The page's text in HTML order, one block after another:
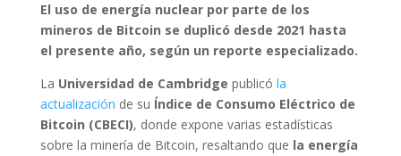
El uso de energía nuclear por parte de los
mineros de Bitcoin se duplicó desde 2021 hasta
el presente año, según un reporte especializado.
La Universidad de Cambridge publicó la
actualización de su Índice de Consumo Eléctrico de
Bitcoin (CBECI), donde expone varias estadísticas
sobre la minería de Bitcoin, resaltando que la energía